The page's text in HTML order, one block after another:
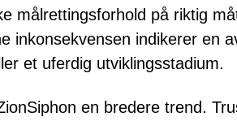
målrettingsforhold på riktig
inkonsekvensen indikerer en
et uferdig utviklingsstadium.
en bredere trend.